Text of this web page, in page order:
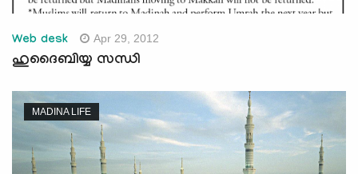
Web desk Apr 29, 2012
ഹുദൈബിയ്യ സന്ധി
MADINA LIFE